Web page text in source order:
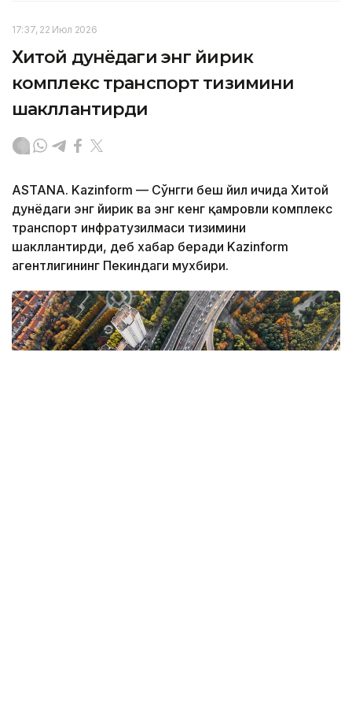
17:37, 22 Июл 2026
Хитой дунёдаги энг йирик
комплекс транспорт тизимини
шакллантирди
ASTANA. Kazinform — Сўнгги беш йил ичида Хитой
дунёдаги энг йирик ва энг кенг қамровли комплекс
транспорт инфратузилмаси тизимини
шакллантирди, деб хабар беради Kazinform
агентлигининг Пекиндаги мухбири.